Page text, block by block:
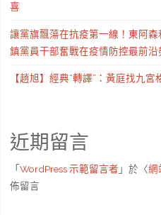
喜
讓黨旗飄蕩在抗疫第一線！東阿
鎮黨員干部奮戰在疫情防控最前沿
【趙旭】經典“轉譯”：黃庭找九宮
近期留言
「WordPress 示範留言者 」於〈網
佈留言